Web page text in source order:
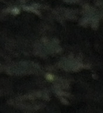
задачи.